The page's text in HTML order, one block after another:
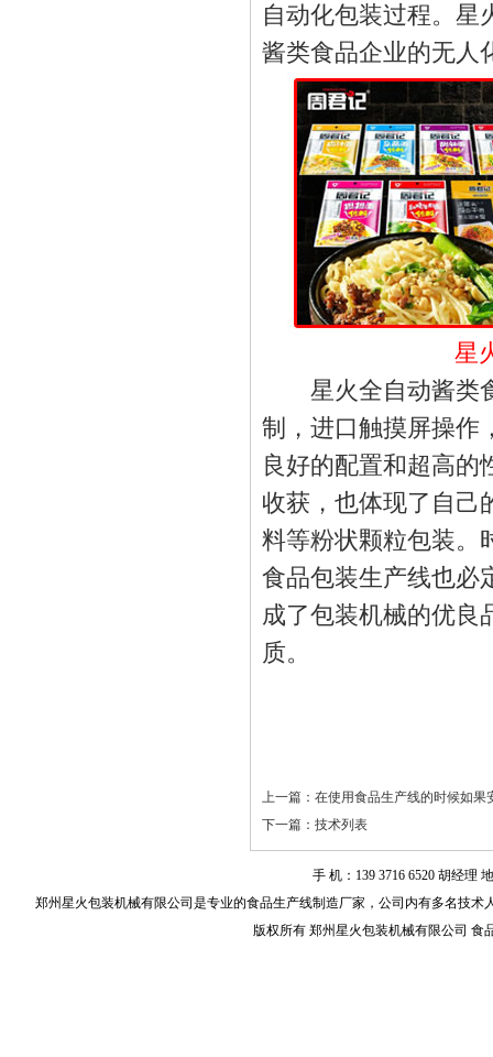
自动化包装过程。星
酱类食品企业的无人
星
星火全自动酱类食
制，进口触摸屏操作
良好的配置和超高的
收获，也体现了自己
料等粉状颗粒包装。
食品包装生产线也必
成了包装机械的优良
质。
上一篇： 在使用食品生产线的时候如果
下一篇： 技术列表
手 机：139 3716 6520 胡经理
郑州星火包装机械有限公司是专业的食品生产线制造厂家，公司内有多名技术
版权所有 郑州星火包装机械有限公司